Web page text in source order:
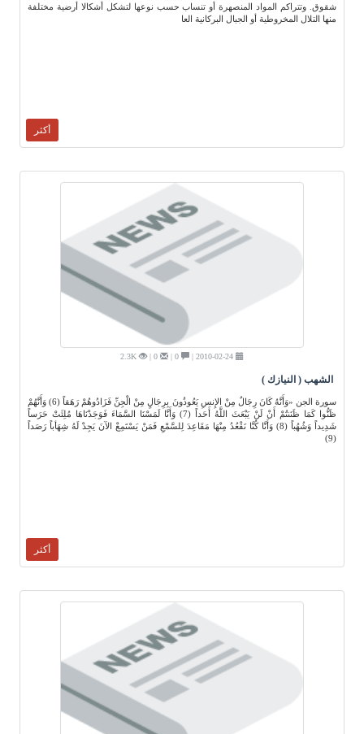
شقوق. وتتراكم المواد المنصهرة أو تنساب حسب نوعها لتشكل أشكالا أرضية مختلفة
منها التلال المخروطية أو الجبال البركانية العا
أكثر
2.3K
الشهب ( النيازك )
سورة الجن «وَأَنَّهُ كَانَ رِجَالٌ مِنْ الإِنسِ يَعُوذُونَ بِرِجَالٍ مِنْ الْجِنِّ فَزَادُوهُمْ رَهَقاً (6) وَأَنَّهُمْ
ظَنُّوا كَمَا ظَنَنتُمْ أَنْ لَنْ يَبْعَثَ اللَّهُ أَحَداً (7) وَأَنَّا لَمَسْنَا السَّمَاءَ فَوَجَدْنَاهَا مُلِئَتْ حَرَساً
شَدِيداً وَشُهُباً (8) وَأَنَّا كُنَّا نَقْعُدُ مِنْهَا مَقَاعِدَ لِلسَّمْعِ فَمَنْ يَسْتَمِعْ الآنَ يَجِدْ لَهُ شِهَأباً رَصَداً
(9)
أكثر